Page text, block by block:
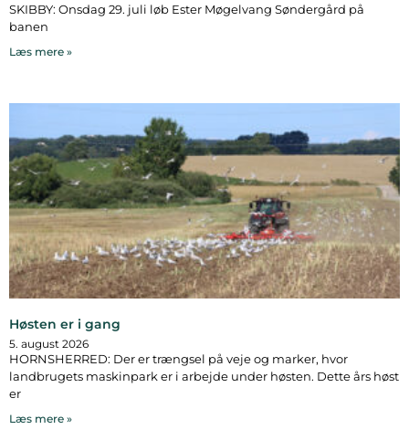
SKIBBY: Onsdag 29. juli løb Ester Møgelvang Søndergård på
banen
Læs mere »
Høsten er i gang
5. august 2026
HORNSHERRED: Der er trængsel på veje og marker, hvor
landbrugets maskinpark er i arbejde under høsten. Dette års høst
er
Læs mere »